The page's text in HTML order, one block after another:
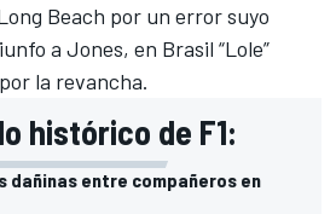
Beach por un error suyo
a Jones, en Brasil “Lole”
la revancha.
histórico de F1:
dañinas entre compañeros en